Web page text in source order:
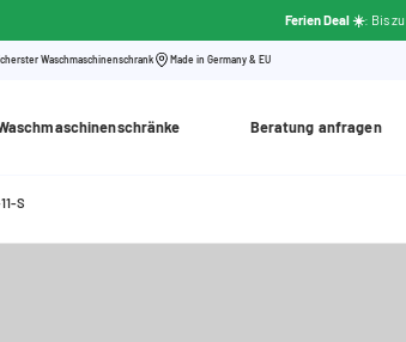
Ferien Deal ☀️: Bis zu
Waschmaschinenschrank Made in Germany & EU
Beratung anfragen
S